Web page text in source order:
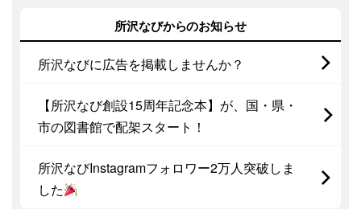
所沢なびからのお知らせ
所沢なびに広告を掲載しませんか？
【所沢なび創設15周年記念本】が、国・県・
市の図書館で配架スタート！
所沢なびInstagramフォロワー2万人突破しま
した